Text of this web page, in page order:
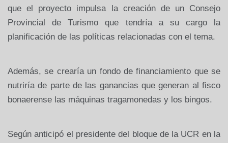
que el proyecto impulsa la creación de un Consejo
Provincial de Turismo que tendría a su cargo la
planificación de las políticas relacionadas con el tema.
Además, se crearía un fondo de financiamiento que se
nutriría de parte de las ganancias que generan al fisco
bonaerense las máquinas tragamonedas y los bingos.
Según anticipó el presidente del bloque de la UCR en la